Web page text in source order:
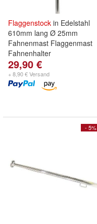
Flaggenstock in Edelstahl
610mm lang Ø 25mm
Fahnenmast Flaggenmast
Fahnenhalter
29,90 €
+ 8,90 € Versand
- 5%